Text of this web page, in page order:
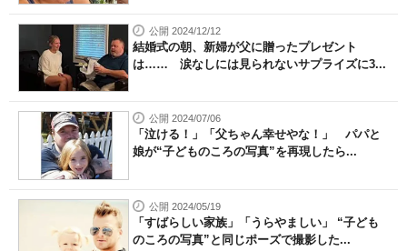
公開 2024/12/12
結婚式の朝、新婦が父に贈ったプレゼント
は…… 涙なしには見られないサプライズに3...
公開 2024/07/06
「泣ける！」「父ちゃん幸せやな！」 パパと
娘が“子どものころの写真”を再現したら...
公開 2024/05/19
「すばらしい家族」「うらやましい」 “子ども
のころの写真”と同じポーズで撮影した...